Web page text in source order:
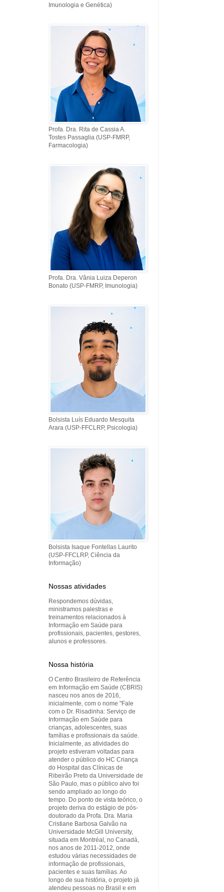
Imunologia e Genética)
Profa. Dra. Rita de Cassia A.
Tostes Passaglia (USP-FMRP,
Farmacologia)
Profa. Dra. Vânia Luiza Deperon
Bonato (USP-FMRP, Imunologia)
Bolsista Luís Eduardo Mesquita
Arara (USP-FFCLRP, Psicologia)
Bolsista Isaque Fontellas Laurito
(USP-FFCLRP, Ciência da
Informação)
Nossas atividades
Respondemos dúvidas,
ministramos palestras e
treinamentos relacionados à
Informação em Saúde para
profissionais, pacientes, gestores,
alunos e professores.
Nossa história
O Centro Brasileiro de Referência
em Informação em Saúde (CBRIS)
nasceu nos anos de 2016,
inicialmente, com o nome "Fale
com o Dr. Risadinha: Serviço de
Informação em Saúde para
crianças, adolescentes, suas
famílias e profissionais da saúde.
Inicialmente, as atividades do
projeto estiveram voltadas para
atender o público do HC Criança
do Hospital das Clínicas de
Ribeirão Preto da Universidade de
São Paulo, mas o público alvo foi
sendo ampliado ao longo do
tempo. Do ponto de vista teórico, o
projeto deriva do estágio de pós-
doutorado da Profa. Dra. Maria
Cristiane Barbosa Galvão na
Universidade McGill University,
situada em Montréal, no Canadá,
nos anos de 2011-2012, onde
estudou várias necessidades de
informação de profissionais,
pacientes e suas famílias. Ao
longo de sua história, o projeto já
atendeu pessoas no Brasil e em